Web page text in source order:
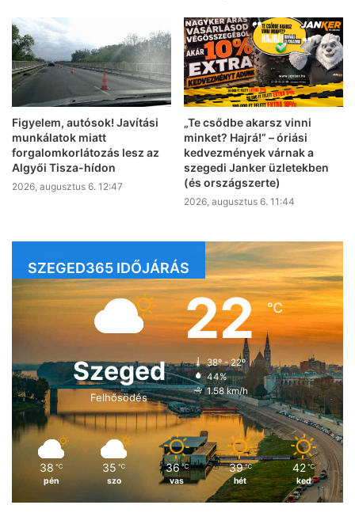
Figyelem, autósok! Javítási
munkálatok miatt
forgalomkorlátozás lesz az
Algyői Tisza-hídon
2026, augusztus 6. 12:47
„Te csődbe akarsz vinni
minket? Hajrá!” – óriási
kedvezmények várnak a
szegedi Janker üzletekben
(és országszerte)
2026, augusztus 6. 11:44
SZEGED365 IDŐJÁRÁS
Szeged
Felhősödés
22℃
38º - 22º
44%
1.58 km/h
38 ℃
pén
35 ℃
szo
36 ℃
vas
39 ℃
hét
42 ℃
ked